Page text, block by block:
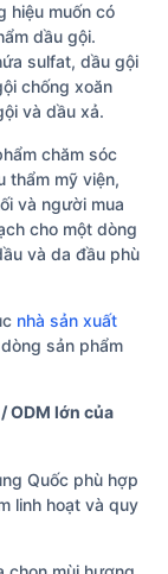
hiệu muốn có
dầu gội.
sulfat, dầu gội
chống xoăn
và dầu xả.
chăm sóc
thẩm mỹ viện,
và người mua
cho một dòng
và da đầu phù
nhà sản xuất
sản phẩm
ODM lớn của
Quốc phù hợp
linh hoạt và quy